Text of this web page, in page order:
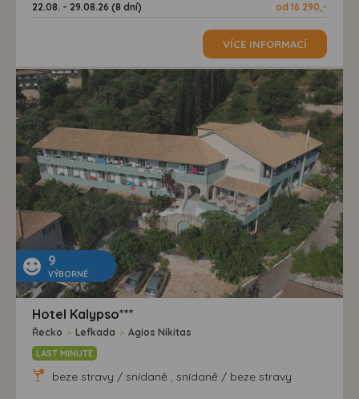
22.08. - 29.08.26 (8 dní)
od 16 290,-
VÍCE INFORMACÍ
9
VÝBORNÉ
Hotel Kalypso***
Řecko > Lefkada > Agios Nikitas
LAST MINUTE
beze stravy / snídaně , snídaně / beze stravy